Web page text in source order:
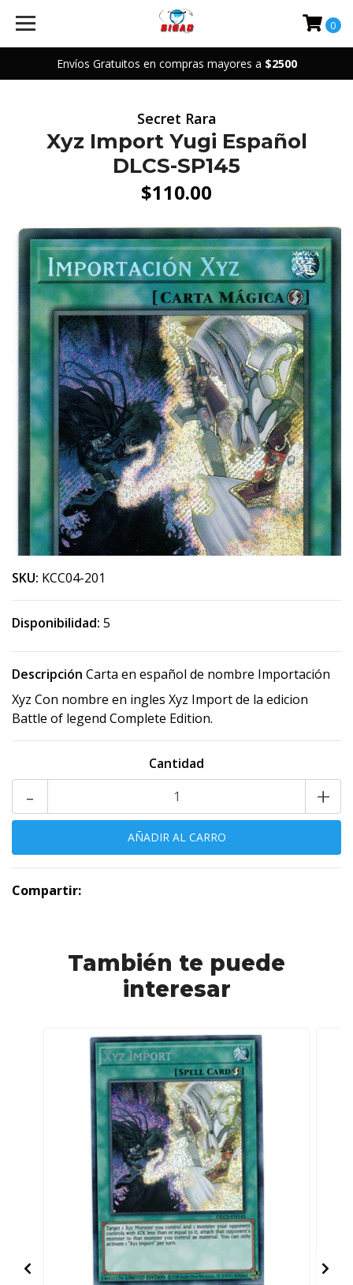
Envíos Gratuitos en compras mayores a $2500
0
Secret Rara
Xyz Import Yugi Español
DLCS-SP145
$110.00
SKU: KCC04-201
Disponibilidad: 5
Descripción Carta en español de nombre Importación
Xyz Con nombre en ingles Xyz Import de la edicion
Battle of legend Complete Edition.
Cantidad
+
-
Compartir:
También te puede
interesar